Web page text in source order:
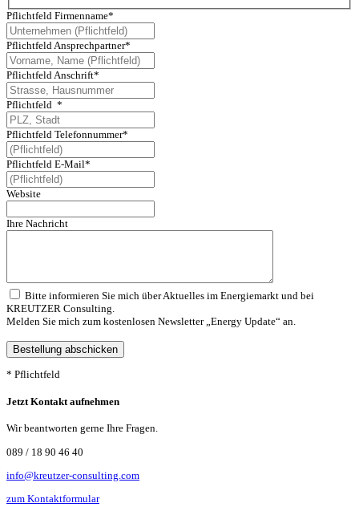
Pflichtfeld Firmenname*
Pflichtfeld Ansprechpartner*
Pflichtfeld Anschrift*
Pflichtfeld *
Pflichtfeld Telefonnummer*
Pflichtfeld E-Mail*
Website
Ihre Nachricht
Bitte informieren Sie mich über Aktuelles im Energiemarkt und bei
KREUTZER Consulting.
Melden Sie mich zum kostenlosen Newsletter „Energy Update“ an.
* Pflichtfeld
Jetzt Kontakt aufnehmen
Wir beantworten gerne Ihre Fragen.
089 / 18 90 46 40
info@kreutzer-consulting.com
zum Kontaktformular